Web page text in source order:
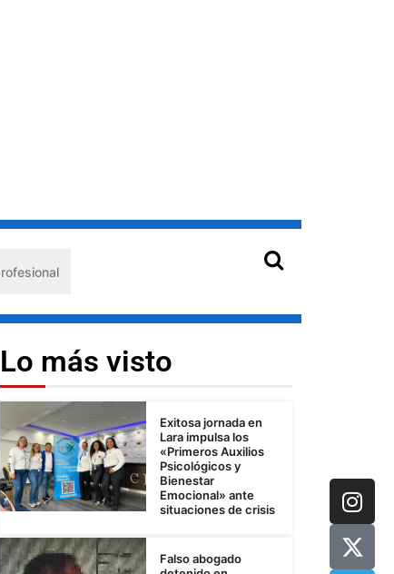
Hantavirus en Venezuela: claves de prevención
Lo más visto
Exitosa jornada en
Lara impulsa los
«Primeros Auxilios
Psicológicos y
Bienestar
Emocional» ante
situaciones de crisis
Falso abogado